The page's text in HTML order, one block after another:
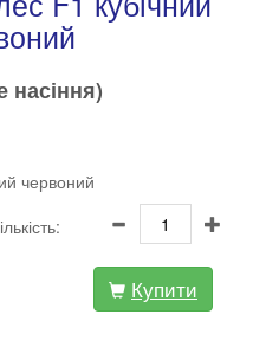
насіння)
червоний
Купити